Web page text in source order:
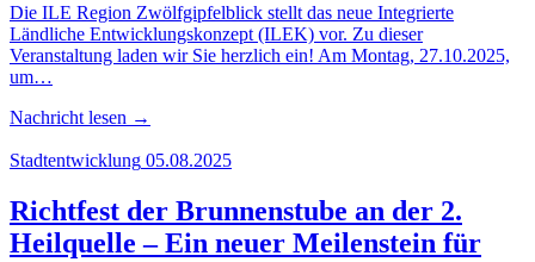
Die ILE Region Zwölfgipfelblick stellt das neue Integrierte
Ländliche Entwicklungskonzept (ILEK) vor. Zu dieser
Veranstaltung laden wir Sie herzlich ein! Am Montag, 27.10.2025,
um…
Nachricht lesen →
Stadtentwicklung 05.08.2025
Richt­fest der Brun­nen­stu­be an der 2.
Heil­quel­le – Ein neu­er Mei­len­stein für